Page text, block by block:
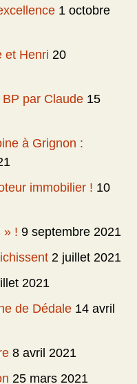
1 octobre
et Henri 20
BP par Claude 15
à Grignon :
immobilier ! 10
» ! 9 septembre 2021
2 juillet 2021
2021
de Dédale 14 avril
8 avril 2021
25 mars 2021